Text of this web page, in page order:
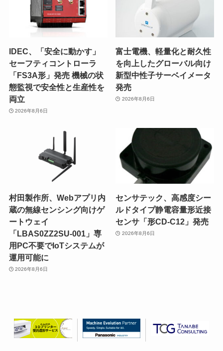
IDEC、「安全に動かす」
セーフティコントローラ
「FS3A形」発売 機械の状
態監視で安全性と生産性を
両立
2026年8月6日
富士電機、軽量化と耐久性
を向上したグローバル向け
新型中性子サーベイメータ
発売
2026年8月6日
村田製作所、Webアプリ内
蔵の無線センシング向けゲ
ートウェイ
「LBAS0ZZ2SU-001」専
用PC不要でIoTシステムが
運用可能に
2026年8月6日
センサテック、高感度シー
ルドタイプ静電容量形近接
センサ「形CD-C12」発売
2026年8月6日